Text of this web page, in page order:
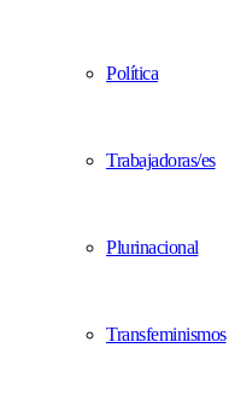
Política
Trabajadoras/es
Plurinacional
Transfeminismos